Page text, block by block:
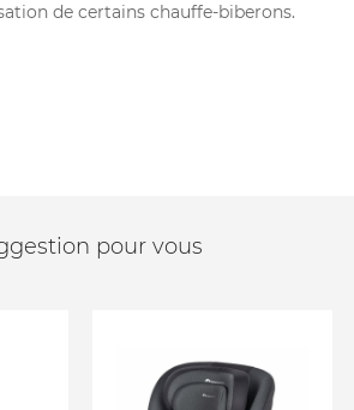
de certains chauffe-biberons.
pour vous